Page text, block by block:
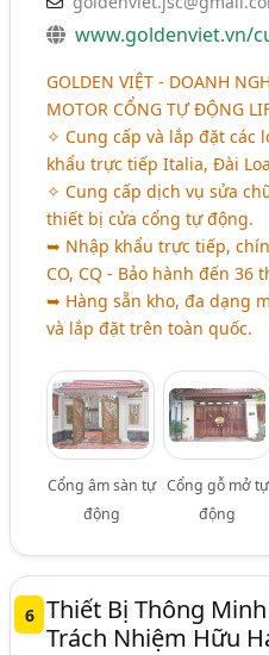
www.goldenviet.vn/
GOLDEN VIỆT - DOANH
MOTOR CỔNG TỰ ĐỘNG
✧ Cung cấp và lắp đặt các
khẩu trực tiếp Italia, Đài
✧ Cung cấp dịch vụ sửa
thiết bị cửa cổng tự động.
➥ Nhập khẩu trực tiếp,
CO, CQ - Bảo hành đến 36
➥ Hàng sẵn kho, đa dạng
và lắp đặt trên toàn quốc.
Cổng âm sàn tự
động
Cổng gỗ mở tự
động
6 Thiết Bị Thông
Trách Nhiệm Hữu